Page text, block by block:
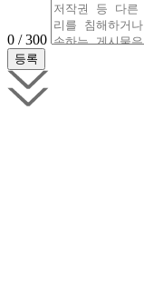
0 / 300